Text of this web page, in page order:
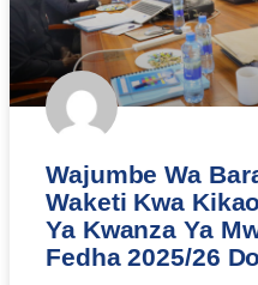
Wajumbe Wa
Waketi Kwa
Ya Kwanza Ya
Fedha 2025/26